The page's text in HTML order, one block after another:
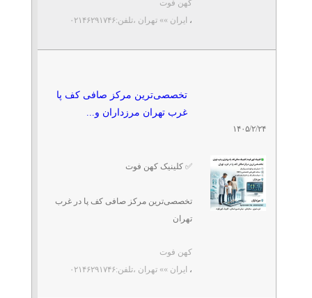
کف پا و ساخت کفی طبی
کهن فوت
تلفن: ۰۲۱۴۶۲۹۱۷۴۶
طبی خارپاشنه در شهرک غرب
✅ درمان خارپاشنه و صافی کف پا
✅ ...
کهن فوت
، ایران »» تهران ،تلفن:۰۲۱۴۶۲۹۱۷۴۶
۱۴۰۵/۲/۲۴
تخصصی‌ترین مرکز صافی کف پا
غرب تهران مرزداران و...
✅ کلینیک کهن فوت
تخصصی‌ترین مرکز صافی کف پا در غرب
تهران
🔹 اسکن کف پا کودک و بزرگسال
کهن فوت
، ایران »» تهران ،تلفن:۰۲۱۴۶۲۹۱۷۴۶